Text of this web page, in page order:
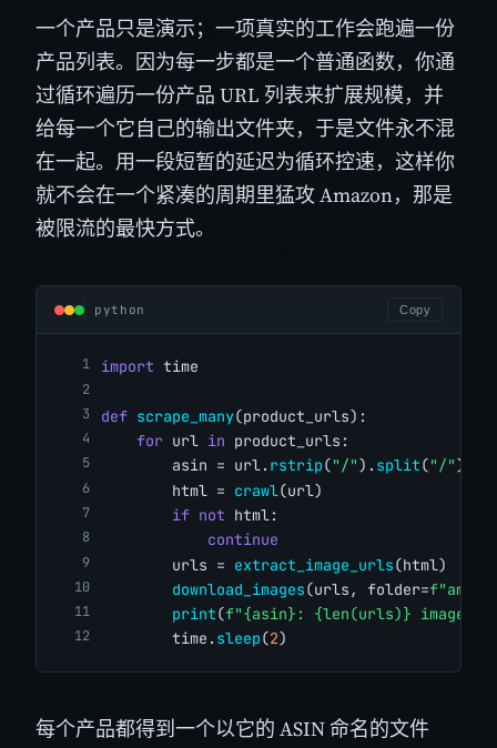
一个产品只是演示；一项真实的工作会跑遍一份
产品列表。因为每一步都是一个普通函数，你通
过循环遍历一份产品 URL 列表来扩展规模，并
给每一个它自己的输出文件夹，于是文件永不混
在一起。用一段短暂的延迟为循环控速，这样你
就不会在一个紧凑的周期里猛攻 Amazon，那是
被限流的最快方式。
python Copy
import time
def scrape_many(product_urls):
for url in product_urls:
        asin = url.
rstrip("/"). split("/")[-
        html =
crawl(url)
if not html:
continue
        urls =
extract_image_urls(html)
download_images(urls, folder=
print(f"{asin}: {len(urls)} images"
        time.
sleep(2)
每个产品都得到一个以它的 ASIN 命名的文件